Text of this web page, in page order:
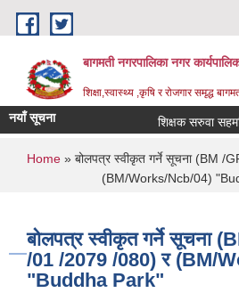
Skip to main content
बागमती नगरपालिका नगर
शिक्षा,स्वास्थ्य ,कृषि र रोजगार समृद्ध
नयाँ सूचना शिक्षक
You are here
Home » बोलपत्र स्वीकृत गर्ने सूचना (BM /
(BM/Works/Ncb/04)
बोलपत्र स्वीकृत गर्ने सूचना
/01 /2079 /080) र (BM/
"Buddha Park"